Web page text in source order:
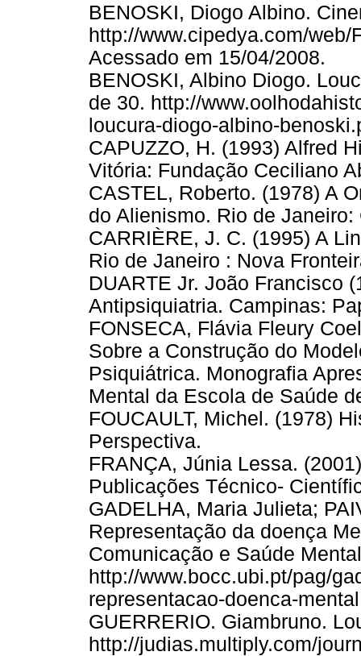
BENOSKI, Diogo Albino.
http://www.cipedya.com/
Acessado em 15/04/2008.
BENOSKI, Albino Diogo.
de 30. http://
loucura-diogo-albino-
CAPUZZO, H. (1993) Alfred
Vitória: Fundação Ceciliano
CASTEL, Roberto. (1978) A
do Alienismo. Rio de Janeiro:
CARRIÈRE, J. C. (1995) A
Rio de Janeiro : Nova
DUARTE Jr. João Francisco
Antipsiquiatria. Campinas:
FONSECA, Flávia Fleury
Sobre a Construção do
Psiquiátrica. Monografia
Mental da Escola de Saúde
FOUCAULT, Michel. (1978)
Perspectiva.
FRANÇA, Júnia Lessa.
Publicações Técnico-
GADELHA, Maria Julieta;
Representação da doença
Comunicação e Saúde
http://www.bocc.ubi.pt/pag/
representacao-doenca-
GUERRERIO. Giambruno.
http://judias.multiply.com/